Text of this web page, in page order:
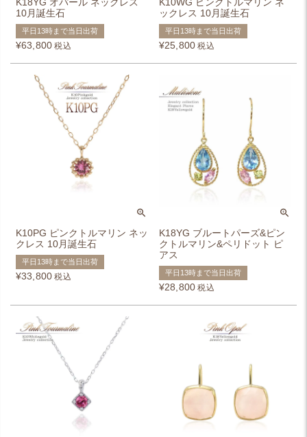
10月誕生石
平日13時まで当日出荷
¥63,800 税込
ックレス 10月誕生石
平日13時まで当日出荷
¥25,800 税込
K10PG ピンクトルマリン ネッ
クレス 10月誕生石
平日13時まで当日出荷
¥33,800 税込
K18YG ブルートパーズ&ピン
クトルマリン&ペリドット ピ
アス
平日13時まで当日出荷
¥28,800 税込